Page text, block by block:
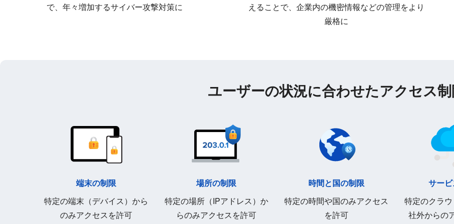
で、年々増加するサイバー攻撃対策に
えることで、企業内の機密情報などの管理をより
厳格に
ユーザーの状況に合わせたアクセス
端末の制限
特定の端末（デバイス）から
のみアクセスを許可
場所の制限
特定の場所（IPアドレス）か
らのみアクセスを許可
時間と国の制限
特定の時間や国のみアクセス
を許可
サー
特定のクラ
社外からの